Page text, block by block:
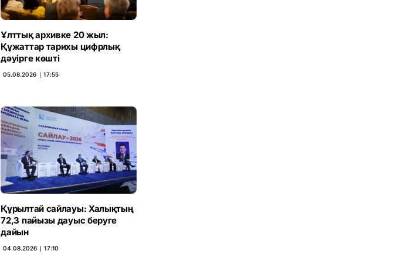
Ұлттық архивке 20 жыл:
Құжаттар тарихы цифрлық
дәуірге көшті
05.08.2026 ∣ 17:55
Құрылтай сайлауы: Халықтың
72,3 пайызы дауыс беруге
дайын
04.08.2026 ∣ 17:10